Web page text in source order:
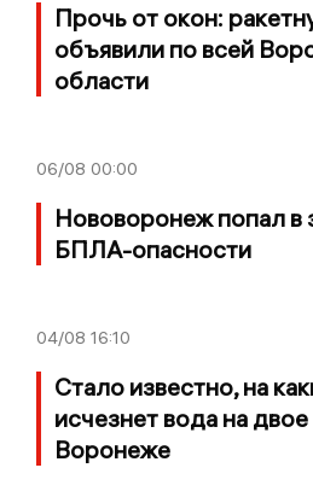
Прочь от окон:
объявили по всей
области
06/08 00:00
Нововоронеж попал в
БПЛА-опасности
04/08 16:10
Стало известно, на
исчезнет вода на двое
Воронеже